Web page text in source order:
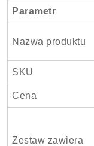
Parametr
Nazwa produktu
SKU
Cena
Zestaw zawiera